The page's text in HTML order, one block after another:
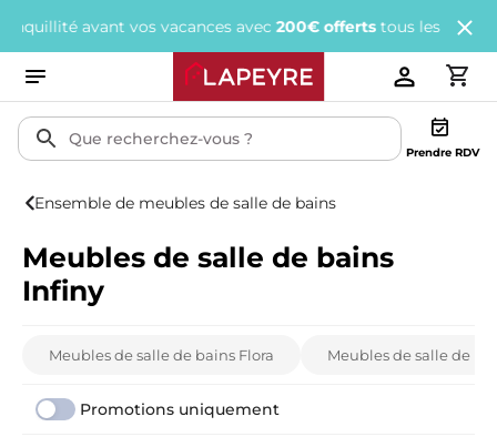
vos vacances avec200€ offertstous les 1 000€ d'achats.
Prendre RDV
Ensemble de meubles de salle de bains
Meubles de salle de bains
Infiny
Meubles de salle de bains Flora Meubles de salle de
Promotions uniquement